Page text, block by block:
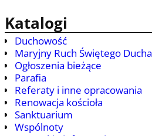
Katalogi
Duchowość
Maryjny Ruch Świętego Ducha
Ogłoszenia bieżące
Parafia
Referaty i inne opracowania
Renowacja kościoła
Sanktuarium
Wspólnoty